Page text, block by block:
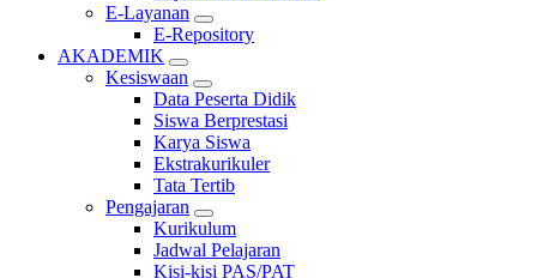
E-Layanan
E-Repository
AKADEMIK
Kesiswaan
Data Peserta Didik
Siswa Berprestasi
Karya Siswa
Ekstrakurikuler
Tata Tertib
Pengajaran
Kurikulum
Jadwal Pelajaran
Kisi-kisi PAS/PAT